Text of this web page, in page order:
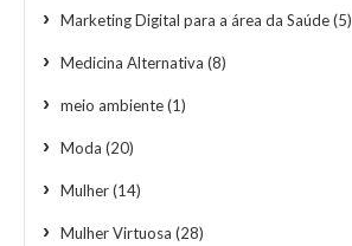
Marketing Digital para a área da Saúde(5)
Medicina Alternativa (8)
meio ambiente(1)
Moda (20)
Mulher(14)
Mulher Virtuosa (28)